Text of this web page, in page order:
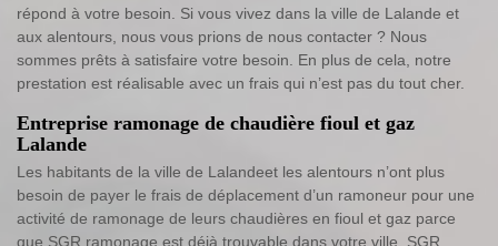
répond à votre besoin. Si vous vivez dans la ville de Lalande et
aux alentours, nous vous prions de nous contacter ? Nous
sommes prêts à satisfaire votre besoin. En plus de cela, notre
prestation est réalisable avec un frais qui n’est pas du tout cher.
Entreprise ramonage de chaudière fioul et gaz
Lalande
Les habitants de la ville de Lalandeet les alentours n’ont plus
besoin de payer le frais de déplacement d’un ramoneur pour une
activité de ramonage de leurs chaudières en fioul et gaz parce
que SGR ramonage est déjà trouvable dans votre ville. SGR